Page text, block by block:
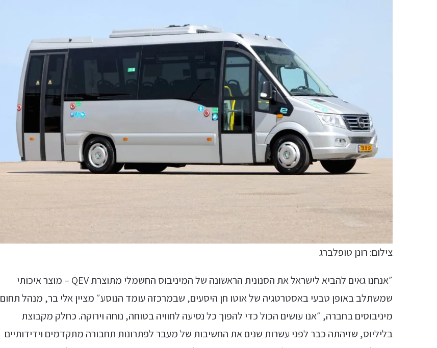
צילום: רונן טופלברג
״אנחנו גאים להביא לישראל את הסנונית הראשונה של המיניבוס החשמלי מתוצרת QEV – מוצר איכותי
שמשתלב באופן טבעי באסטרטגיה של אוטו חן היסעים, שבמרכזה עומד הנוסע״ מציין אלי בר, מנהל תחום
מיניבוסים בחברה, ״אנו עושים הכול כדי להפוך כל נסיעה לחוויה בטוחה, נוחה וירוקה. כחלק מקבוצת
בליליוס, שזיהתה כבר לפני עשרות שנים את החשיבות של מעבר לפתרונות תחבורה מתקדמים וידידותיים